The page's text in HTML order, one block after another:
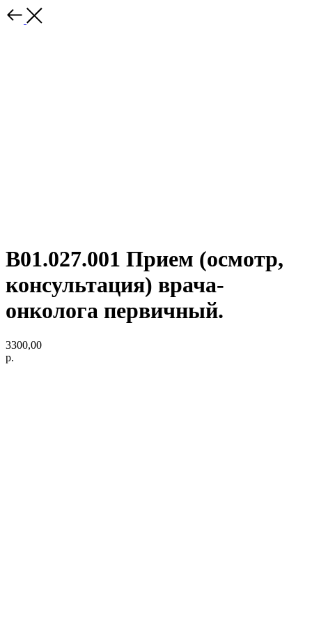
B01.027.001 Прием (осмотр,
консультация) врача-
онколога первичный.
3300,00
р.